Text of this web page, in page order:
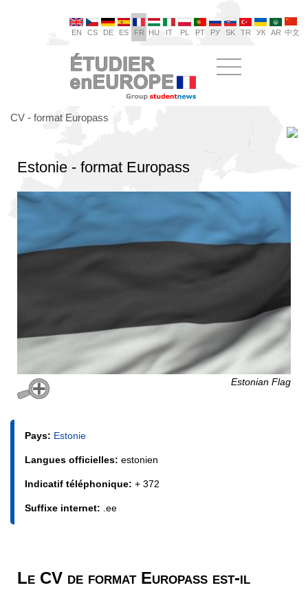
EN CS DE ES FR HU IT PL PT РУ SK TR УК AR 中文
CV - format Europass
Estonie - format Europass
Estonian Flag
Pays: Estonie
Langues officielles: estonien
Indicatif téléphonique: + 372
Suffixe internet: .ee
Le CV de format Europass est-il